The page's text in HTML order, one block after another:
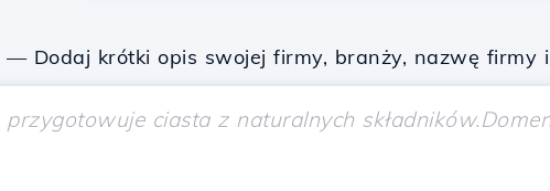
— Dodaj krótki opis swojej firmy, branży, nazwę firmy